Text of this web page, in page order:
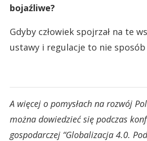
bojaźliwe?
Gdyby człowiek spojrzał na te
ustawy i regulacje to nie sposób
A więcej o pomysłach na rozwój
można dowiedzieć się podczas
gospodarczej “Globalizacja 4.0.